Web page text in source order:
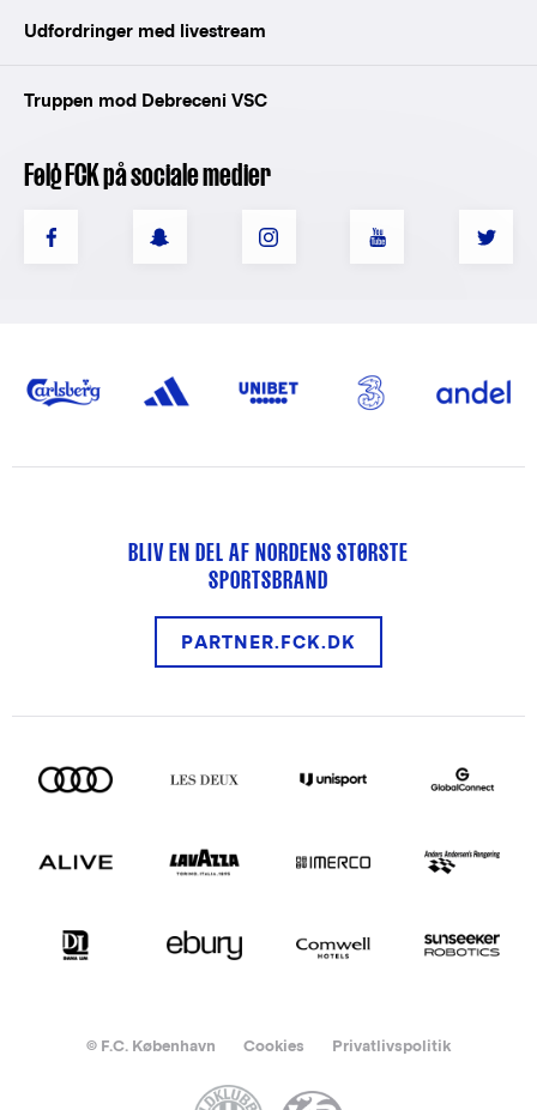
Udfordringer med livestream
Truppen mod Debreceni VSC
Følg FCK på sociale medier
BLIV EN DEL AF NORDENS STØRSTE
SPORTSBRAND
PARTNER.FCK.DK
© F.C. København Cookies Privatlivspolitik